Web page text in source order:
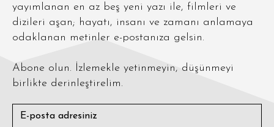
yayımlanan en az beş yeni yazı ile, filmleri ve
dizileri aşan; hayatı, insanı ve zamanı anlamaya
odaklanan metinler e-postanıza gelsin.
Abone olun. İzlemekle yetinmeyin, düşünmeyi
birlikte derinleştirelim.